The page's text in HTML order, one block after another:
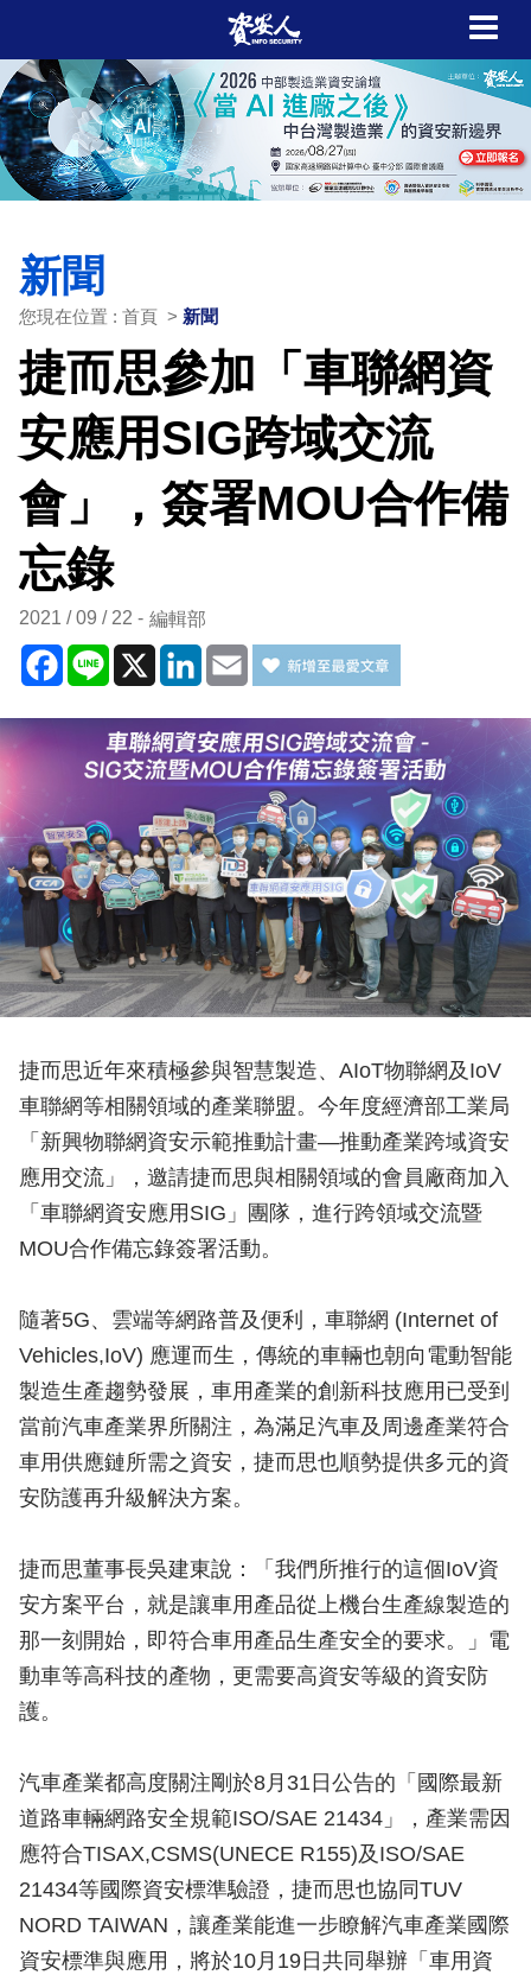
新聞
您現在位置 : 首頁 > 新聞
捷而思參加「車聯網資
安應用SIG跨域交流
會」，簽署MOU合作備
忘錄
2021 / 09 / 22 編輯部
Facebook
Line X LinkedIn
Email
捷而思近年來積極參與智慧製造、AIoT物聯網及IoV
車聯網等相關領域的產業聯盟。今年度經濟部工業局
「新興物聯網資安示範推動計畫—推動產業跨域資安
應用交流」，邀請捷而思與相關領域的會員廠商加入
「車聯網資安應用SIG」團隊，進行跨領域交流暨
MOU合作備忘錄簽署活動。
隨著5G、雲端等網路普及便利，車聯網 (Internet of
Vehicles,IoV) 應運而生，傳統的車輛也朝向電動智能
製造生產趨勢發展，車用產業的創新科技應用已受到
當前汽車產業界所關注，為滿足汽車及周邊產業符合
車用供應鏈所需之資安，捷而思也順勢提供多元的資
安防護再升級解決方案。
捷而思董事長吳建東說：「我們所推行的這個IoV資
安方案平台，就是讓車用產品從上機台生產線製造的
那一刻開始，即符合車用產品生產安全的要求。」電
動車等高科技的產物，更需要高資安等級的資安防
護。
汽車產業都高度關注剛於8月31日公告的「國際最新
道路車輛網路安全規範ISO/SAE 21434」，產業需因
應符合TISAX,CSMS(UNECE R155)及ISO/SAE
21434等國際資安標準驗證，捷而思也協同TUV
NORD TAIWAN，讓產業能進一步瞭解汽車產業國際
資安標準與應用，將於10月19日共同舉辦「車用資